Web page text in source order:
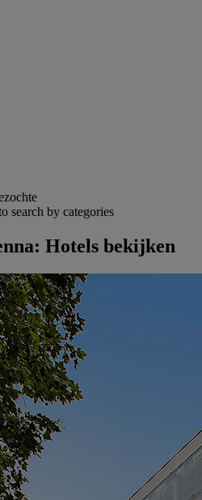
search by categories
Hotels bekijken